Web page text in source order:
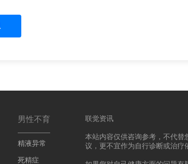
男性不育
精液异常
死精症
联觉资讯
本站内容仅供咨询参考，不代替
议，更不宜作为自行诊断或治疗